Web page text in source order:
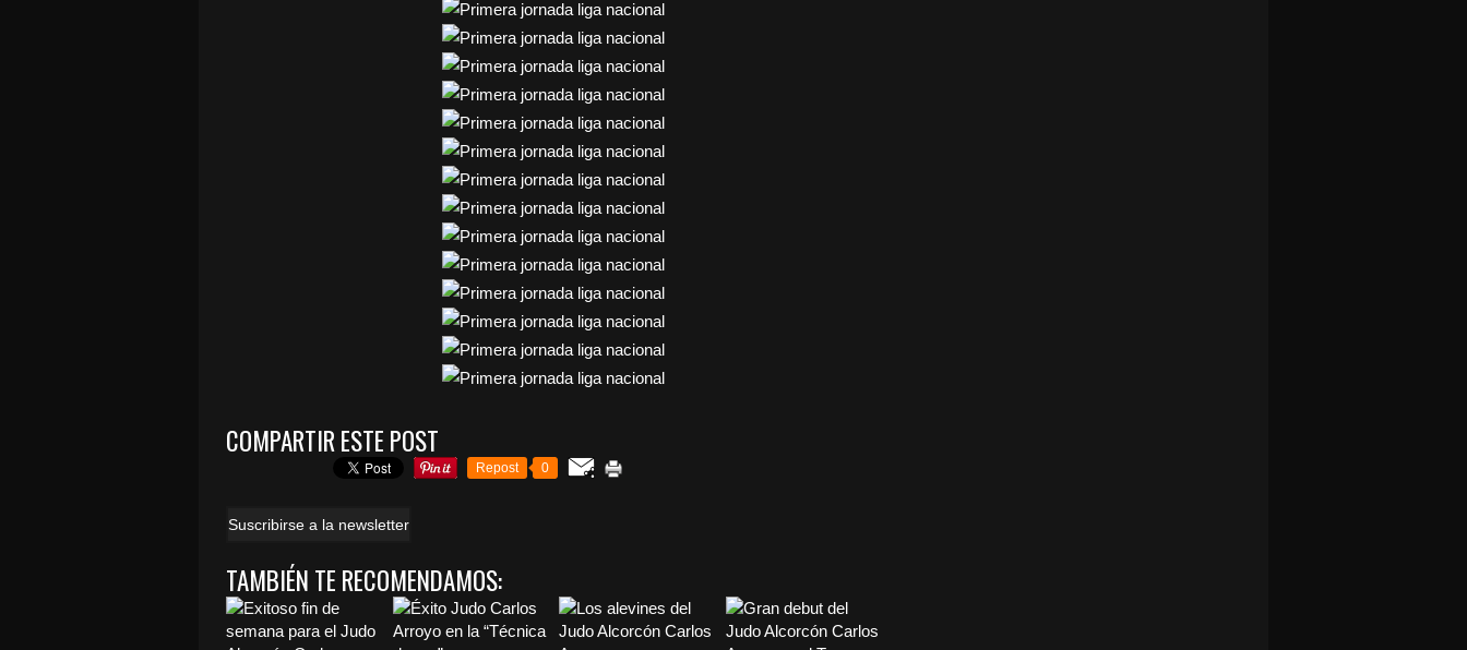
COMPARTIR ESTE POST
Repost 0
Suscribirse a la newsletter
TAMBIÉN TE RECOMENDAMOS: